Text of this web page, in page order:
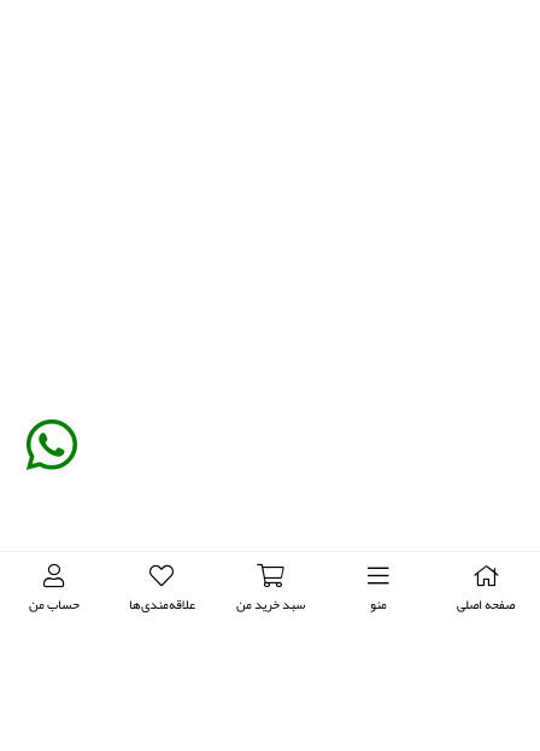
صفحه اصلی منو سبد خرید من علاقه‌مندی‌ها حساب من